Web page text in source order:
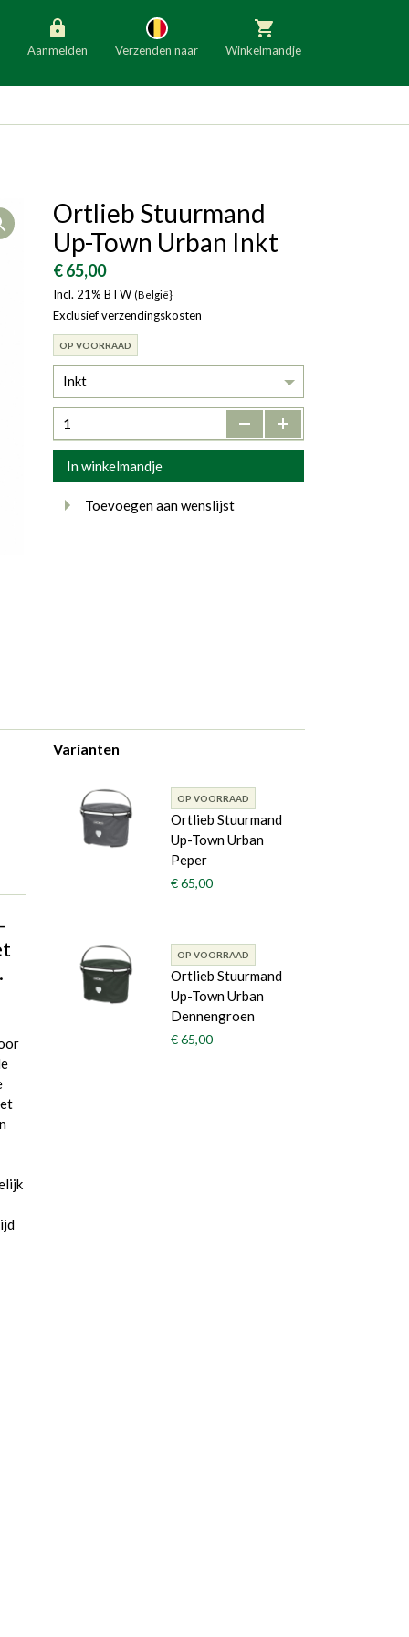
Aanmelden Verzenden naar
Slovenië Italië
Denemarken
Bulgarije
Winkelmandje
Open
Ortlieb Stuurmand
Up-Town Urban Inkt
€ 65,00
Incl. 21% BTW (België}
Exclusief verzendingskosten
OP VOORRAAD
Inkt
- +
In winkelmandje
Toevoegen aan wenslijst
Varianten
OP VOORRAAD
Ortlieb Stuurmand
Up-Town Urban
Peper
€ 65,00
OP VOORRAAD
Ortlieb Stuurmand
Up-Town Urban
Dennengroen
€ 65,00